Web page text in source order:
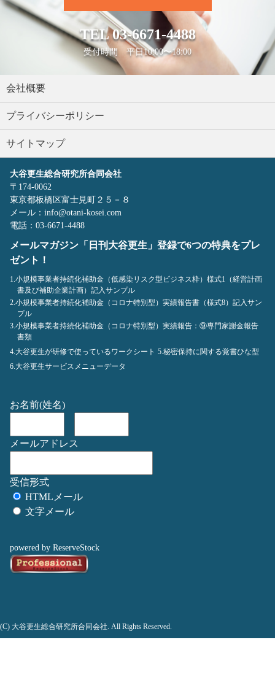
TEL03-6671-4488
受付時間 平日10:00〜18:00
会社概要
プライバシーポリシー
サイトマップ
大谷更生総合研究所合同会社
〒174-0062
東京都板橋区富士見町２５－８
メール：info@otani-kosei.com
電話：03-6671-4488
メールマガジン「日刊大谷更生」登録で6つの特典をプレ
ゼント！
1.小規模事業者持続化補助金（低感染リスク型ビジネス枠）様式1（経営計画
書及び補助企業計画）記入サンプル
2.小規模事業者持続化補助金（コロナ特別型）実績報告書（様式8）記入サン
プル
3.小規模事業者持続化補助金（コロナ特別型）実績報告：⑨専門家謝金報告
書類
4.大谷更生が研修で使っているワークシート 5.秘密保持に関する覚書ひな型
6.大谷更生サービスメニューデータ
お名前(姓名)
メールアドレス
受信形式
HTMLメール
文字メール
powered by ReserveStock
(C) 大谷更生総合研究所合同会社. All Rights Reserved.